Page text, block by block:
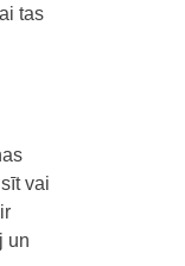
tas
vai
un